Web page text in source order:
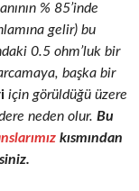
% 85’inde
gelir) bu
0.5 ohm’luk bir
başka bir
için görüldüğü üzere
neden olur. Bu
kısmından